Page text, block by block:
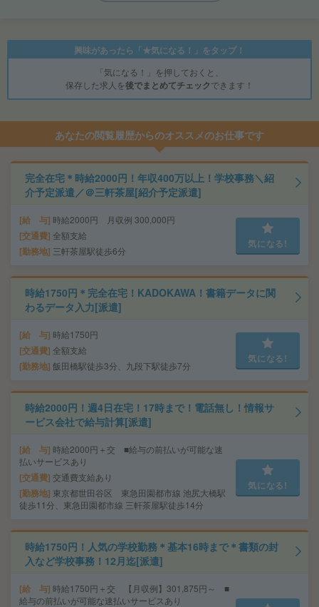
興味があったら「★気になる！」をタップ！
「気になる！」を押しておくと、
保存した求人を後でまとめてチェックできます！
あなたの閲覧履歴からのオススメのお仕事です
完全在宅＊時給2000円！年収400万以上！学校事務＼紹
介予定派遣／＠三軒茶屋[紹介予定派遣]
給 与 時給2000円 月収例 300,000円
交通費 全額支給
勤務地 三軒茶屋駅徒歩6分
気になる!
時給1750円＊完全在宅！KADOKAWA！書籍データに関
わるデータ入力[派遣]
給 与 時給1750円
交通費 全額支給
勤務地 飯田橋駅徒歩3分、九段下駅徒歩7分
気になる!
時給2000円！週4日在宅！17時まで！電話無し！情報サ
ービス会社で給与計算[派遣]
給 与 時給2000円＋交 ■給与の前払いが可能な速
払いサービスあり
交通費 交通費支給あり
勤務地 東京都世田谷区 東急田園都市線 池尻大橋駅
徒歩11分、東急田園都市線 三軒茶屋駅徒歩14分
気になる!
時給1750円！人気の学校勤務＊基本16時まで＊書類の封
入など学校事務！12月迄[派遣]
給 与 時給1750円＋交 【月収例】301,875円～ ■
給与の前払いが可能な速払いサービスあり